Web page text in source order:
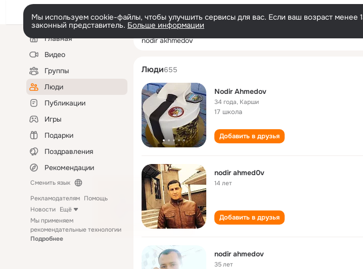
Мы используем cookie-файлы, чтобы улучшить сервисы для вас. Если ваш возраст менее
законный представитель. Больше информации
Левая
колонкаГлавная
Видео
Группы
Люди
Публикации
Игры
Подарки
Поздравления
Рекомендации
Сменить язык
Рекламодателям Помощь
Новости Ещё
Мы применяем
рекомендательные технологии
Подробнее
nodir akhmedov
Люди655
Nodir Ahmedov
34 года, Карши
17 школа
Добавить в друзья
nodir ahmed0v
14 лет
Добавить в друзья
nodir ahmedov
35 лет